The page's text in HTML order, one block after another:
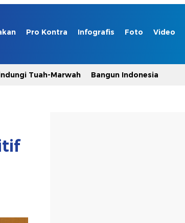
Pro Kontra Infografis Foto Video
Tuah-Marwah Bangun Indonesia